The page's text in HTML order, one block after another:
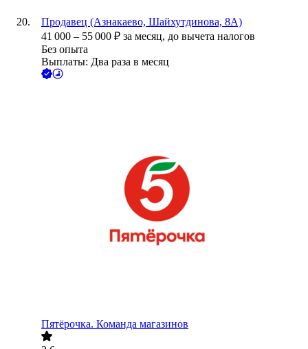
Продавец (Азнакаево, Шайхутдинова, 8А)
41 000 – 55 000 ₽ за месяц, до вычета налогов
Без опыта
Выплаты: Два раза в месяц
Пятёрочка. Команда магазинов